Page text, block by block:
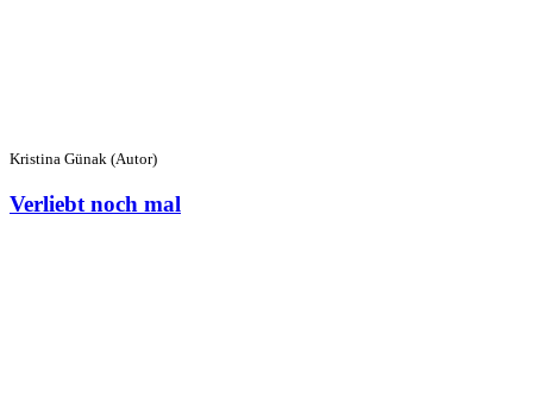
Kristina Günak (Autor)
Verliebt noch mal